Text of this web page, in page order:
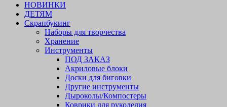
НОВИНКИ
ДЕТЯМ
Скрапбукинг
Наборы для творчества
Хранение
Инструменты
ПОД ЗАКАЗ
Акриловые блоки
Доски для биговки
Другие инструменты
Дыроколы/Компостеры
Коврики для рукоделия